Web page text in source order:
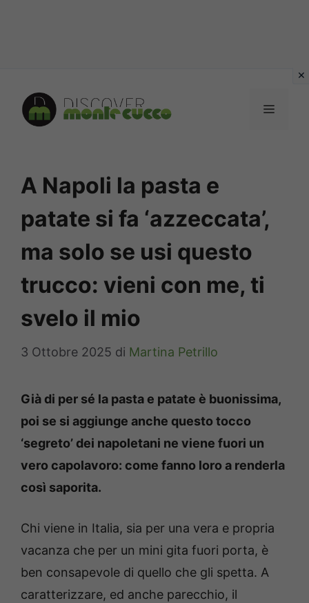
contenuto
MENU
A Napoli la pasta e
patate si fa ‘azzeccata’,
ma solo se usi questo
trucco: vieni con me, ti
svelo il mio
3 Ottobre 2025 di Martina Petrillo
Già di per sé la pasta e patate è buonissima,
poi se si aggiunge anche questo tocco
‘segreto’ dei napoletani ne viene fuori un
vero capolavoro: come fanno loro a renderla
così saporita.
Chi viene in Italia, sia per una vera e propria
vacanza che per un mini gita fuori porta, è
ben consapevole di quello che gli spetta. A
caratterizzare, ed anche parecchio, il